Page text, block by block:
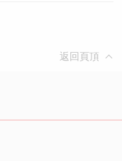
返回頁頂